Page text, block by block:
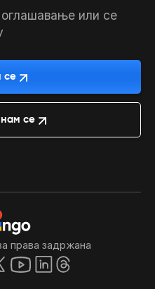
или се
се
се
права задржана